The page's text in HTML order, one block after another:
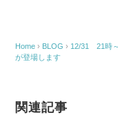
Home › BLOG › 12/31 21時
が登場します
関連記事